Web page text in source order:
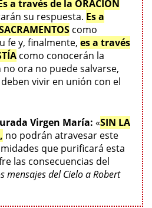
a través de la ORACIÓN
su respuesta. Es a
como
fe y, finalmente, es a través
como conocerán la
no ora no puede salvarse,
vivir en unión con el
Virgen María: «SIN LA
no podrán atravesar este
que purificará esta
las consecuencias del
mensajes del Cielo a Robert